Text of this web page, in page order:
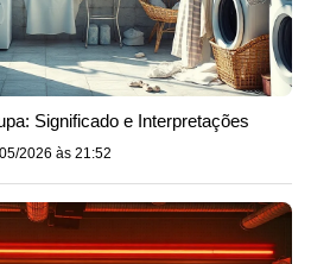
Significado e Interpretações
2026 às 21:52